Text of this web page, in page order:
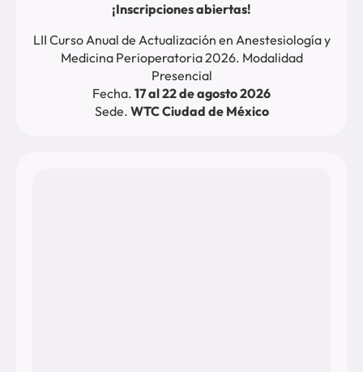
¡Inscripciones abiertas!
LII Curso Anual de Actualización en Anestesiología y
Medicina Perioperatoria 2026. Modalidad
Presencial
Fecha. 17 al 22 de agosto 2026
Sede. WTC Ciudad de México